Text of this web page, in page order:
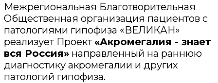
Межрегиональная Благотворительная
Общественная организация пациентов с
патологиями гипофиза «ВЕЛИКАН»
реализует Проект «Акромегалия - знает
вся Россия» направленный на раннюю
диагностику акромегалии и других
патологий гипофиза.